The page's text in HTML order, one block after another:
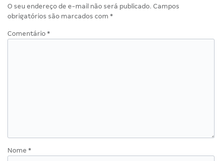
O seu endereço de e-mail não será publicado. Campos
obrigatórios são marcados com *
Comentário *
Nome *